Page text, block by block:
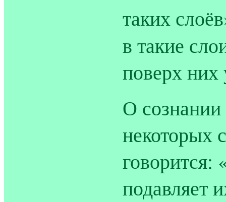
таких
в такие
поверх них
О
некоторых
говорится:
подавляет